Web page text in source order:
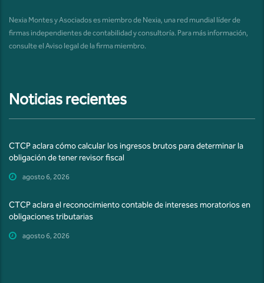
Nexia Montes y Asociados es miembro de Nexia, una red mundial líder de
firmas independientes de contabilidad y consultoría. Para más información,
consulte el Aviso legal de la firma miembro.
Noticias recientes
CTCP aclara cómo calcular los ingresos brutos para determinar la
obligación de tener revisor fiscal
agosto 6, 2026
CTCP aclara el reconocimiento contable de intereses moratorios en
obligaciones tributarias
agosto 6, 2026